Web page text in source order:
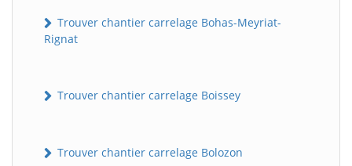
Trouver chantier carrelage Bohas-Meyriat-
Rignat
Trouver chantier carrelage Boissey
Trouver chantier carrelage Bolozon